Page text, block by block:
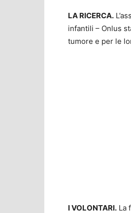
LA RICERCA.
infantili – Onlus
tumore e per le
I VOLONTARI. La